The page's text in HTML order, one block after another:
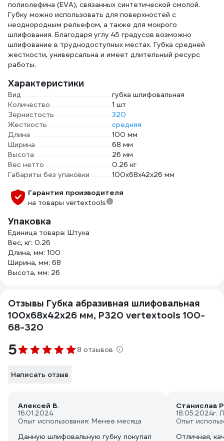
полиолефина (EVA), связанных синтетической смолой.
Губку можно использовать для поверхностей с
неоднородным рельефом, а также для мокрого
шлифования. Благодаря углу 45 градусов возможно
шлифование в труднодоступных местах. Губка средней
жесткости, универсальна и имеет длительный ресурс
работы.
Характеристики
Вид
губка шлифовальная
Количество
1 шт
Зернистость
320
Жесткость
средняя
Длина
100 мм
Ширина
68 мм
Высота
26 мм
Вес нетто
0.26 кг
Габариты без упаковки
100х68х42х26 мм
Гарантия производителя
на товары vertextools
Упаковка
Единица товара: Штука
Вес, кг: 0.26
Длина, мм: 100
Ширина, мм: 68
Высота, мм: 26
Отзывы Губка абразивная шлифовальная
100x68x42x26 мм, P320 vertextools 100-
68-320
5 8 отзывов
Написать отзыв
Алексей В.
16.01.2024
Опыт использования: Менее месяца
Данную шлифовальную губку покупал
Станислав
18.05.2024г.
Опыт
Отличная,